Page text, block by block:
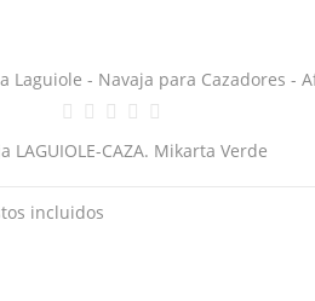
LAGUIOLE-CAZA. Mikarta Verde
incluidos